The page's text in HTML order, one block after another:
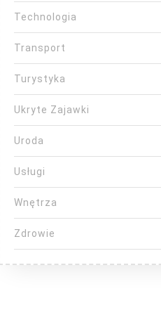
Technologia
Transport
Turystyka
Ukryte Zajawki
Uroda
Usługi
Wnętrza
Zdrowie